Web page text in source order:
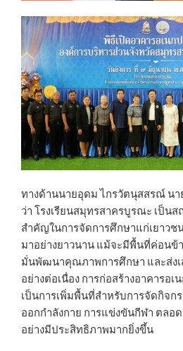
ทางด้านนายอุดม ไกรวัตนุสสรณ์ นา
ว่า โรงเรียนสมุทรสาครบูรณะ เป็น
สำคัญในการจัดการศึกษาแก่เยาวช
มาอย่างยาวนาน แม้จะมีพื้นที่ค่อนข้
มั่นพัฒนาคุณภาพการศึกษา และส่งเ
อย่างต่อเนื่อง การก่อสร้างอาคารอเ
เป็นการเพิ่มพื้นที่สำหรับการจัดกิจก
ออกกำลังกาย การแข่งขันกีฬา ตลอ
อย่างมีประสิทธิภาพมากยิ่งขึ้น